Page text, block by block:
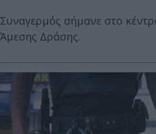
Συναγερμός σήμανε στο
Άμεσης Δράσης.